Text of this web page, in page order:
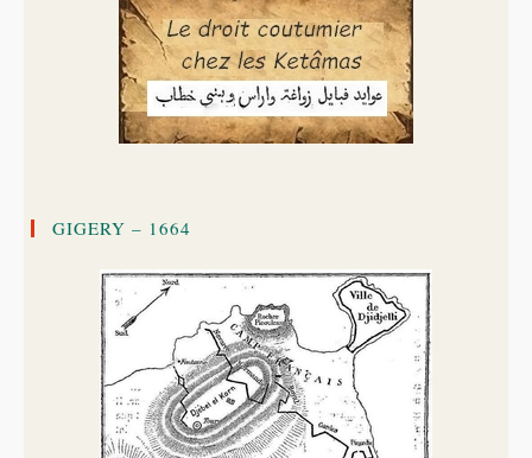
GIGERY – 1664